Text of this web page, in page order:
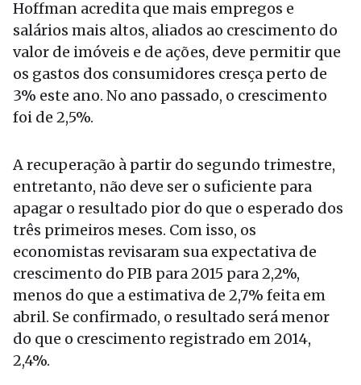
Hoffman acredita que mais empregos e
salários mais altos, aliados ao crescimento do
valor de imóveis e de ações, deve permitir que
os gastos dos consumidores cresça perto de
3% este ano. No ano passado, o crescimento
foi de 2,5%.
A recuperação à partir do segundo trimestre,
entretanto, não deve ser o suficiente para
apagar o resultado pior do que o esperado dos
três primeiros meses. Com isso, os
economistas revisaram sua expectativa de
crescimento do PIB para 2015 para 2,2%,
menos do que a estimativa de 2,7% feita em
abril. Se confirmado, o resultado será menor
do que o crescimento registrado em 2014,
2,4%.